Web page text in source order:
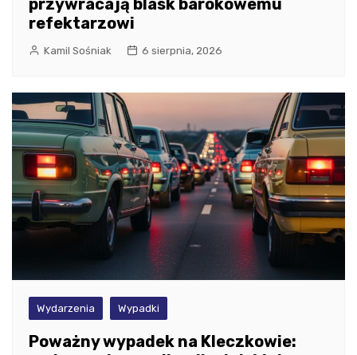
przywracają blask barokowemu
refektarzowi
Kamil Sośniak 6 sierpnia, 2026
Wydarzenia Wypadki
Poważny wypadek na Kleczkowie: